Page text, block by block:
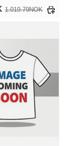
1.019.79NOK